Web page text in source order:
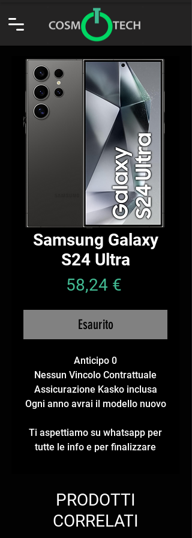
Samsung Galaxy
S24 Ultra
58,24 €
Esaurito
Anticipo 0
Nessun Vincolo Contrattuale
Assicurazione Kasko inclusa
Ogni anno avrai il modello nuovo
Ti aspettiamo su whatsapp per
tutte le info e per finalizzare
PRODOTTI
CORRELATI